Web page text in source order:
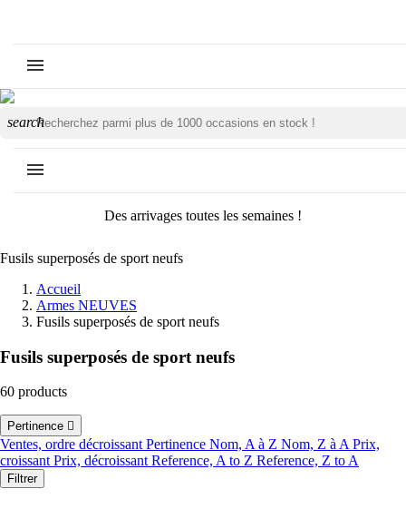
search
Des arrivages toutes les semaines !
Fusils superposés de sport neufs
Accueil
Armes NEUVES
Fusils superposés de sport neufs
Fusils superposés de sport neufs
60 products
Pertinence 
Ventes, ordre décroissantPertinence Nom, A à Z Nom, Z à APrix,
croissantPrix, décroissantReference, A to Z Reference, Z to A
Filtrer